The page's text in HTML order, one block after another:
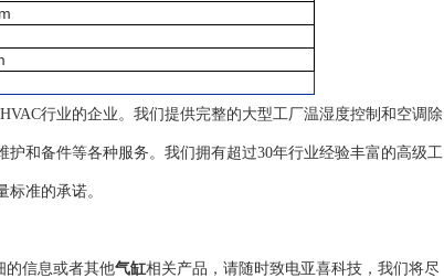
行业的企业。我们提供完整的大型工厂温湿度控制和空调除
和备件等各种服务。我们拥有超过30年行业经验丰富的高级工
准的承诺。
的信息或者其他气缸相关产品，请随时致电亚喜科技，我们将尽